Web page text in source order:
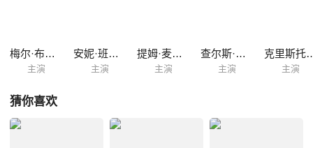
演员们因此被牵扯进了一场与纳粹的斗争中。在布朗斯基和安娜的带领
下，一群舞台剧演员...
梅尔·布鲁克斯
主演
安妮·班克罗夫特
主演
提姆·麦锡森
主演
查尔斯·德恩
主演
克里斯
主演
猜你喜欢